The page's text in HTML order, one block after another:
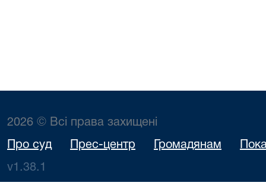
2026 © Всі права захищені
Про суд Прес-центр Громадянам
v1.38.1